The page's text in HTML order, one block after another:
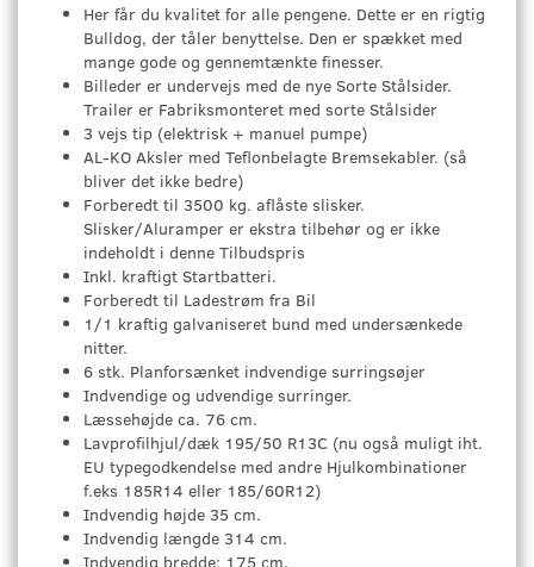
Her får du kvalitet for alle pengene. Dette er en rigtig
Bulldog, der tåler benyttelse. Den er spækket med
mange gode og gennemtænkte finesser.
Billeder er undervejs med de nye Sorte Stålsider.
Trailer er Fabriksmonteret med sorte Stålsider
3 vejs tip (elektrisk + manuel pumpe)
AL-KO Aksler med Teflonbelagte Bremsekabler. (så
bliver det ikke bedre)
Forberedt til 3500 kg. aflåste slisker.
Slisker/Aluramper er ekstra tilbehør og er ikke
indeholdt i denne Tilbudspris
Inkl. kraftigt Startbatteri.
Forberedt til Ladestrøm fra Bil
1/1 kraftig galvaniseret bund med undersænkede
nitter.
6 stk. Planforsænket indvendige surringsøjer
Indvendige og udvendige surringer.
Læssehøjde ca. 76 cm.
Lavprofilhjul/dæk 195/50 R13C (nu også muligt iht.
EU typegodkendelse med andre Hjulkombinationer
f.eks 185R14 eller 185/60R12)
Indvendig højde 35 cm.
Indvendig længde 314 cm.
Indvendig bredde: 175 cm.